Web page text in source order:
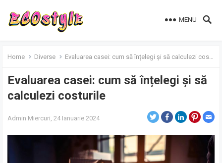
MENU
Home Diverse Evaluarea casei: cum să înțelegi și să calculezi costurile
Evaluarea casei: cum să înțelegi și să
calculezi costurile
Admin Miercuri, 24 Ianuarie 2024